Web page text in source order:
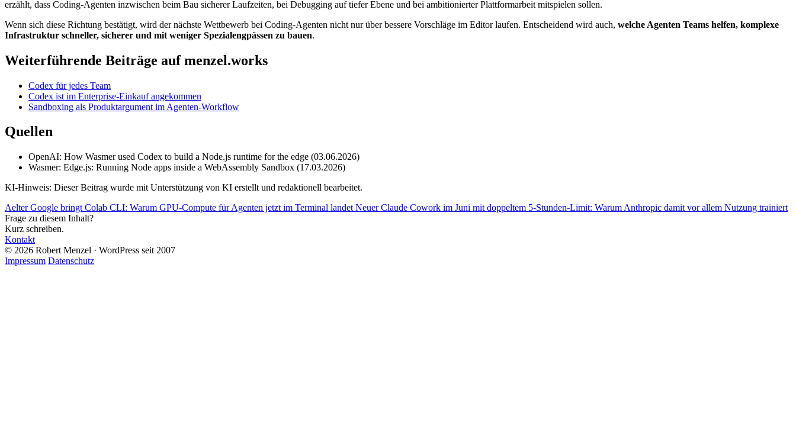
erzählt, dass Coding-Agenten inzwischen beim Bau sicherer Laufzeiten, bei Debugging auf tiefer Ebene und bei ambitionierter Plattformarbeit mitspielen sollen.
Wenn sich diese Richtung bestätigt, wird der nächste Wettbewerb bei Coding-Agenten nicht nur über bessere Vorschläge im Editor laufen. Entscheidend wird auch, welche Agenten Teams helfen, komplexe
Infrastruktur schneller, sicherer und mit weniger Spezialengpässen zu bauen.
Weiterführende Beiträge auf menzel.works
Codex für jedes Team
Codex ist im Enterprise-Einkauf angekommen
Sandboxing als Produktargument im Agenten-Workflow
Quellen
OpenAI: How Wasmer used Codex to build a Node.js runtime for the edge (03.06.2026)
Wasmer: Edge.js: Running Node apps inside a WebAssembly Sandbox (17.03.2026)
KI-Hinweis: Dieser Beitrag wurde mit Unterstützung von KI erstellt und redaktionell bearbeitet.
Aelter Google bringt Colab CLI: Warum GPU-Compute für Agenten jetzt im Terminal landet Neuer Claude Cowork im Juni mit doppeltem 5-Stunden-Limit: Warum Anthropic damit vor allem Nutzung trainiert
Frage zu diesem Inhalt?
Kurz schreiben.
Kontakt
© 2026 Robert Menzel · WordPress seit 2007
Impressum Datenschutz